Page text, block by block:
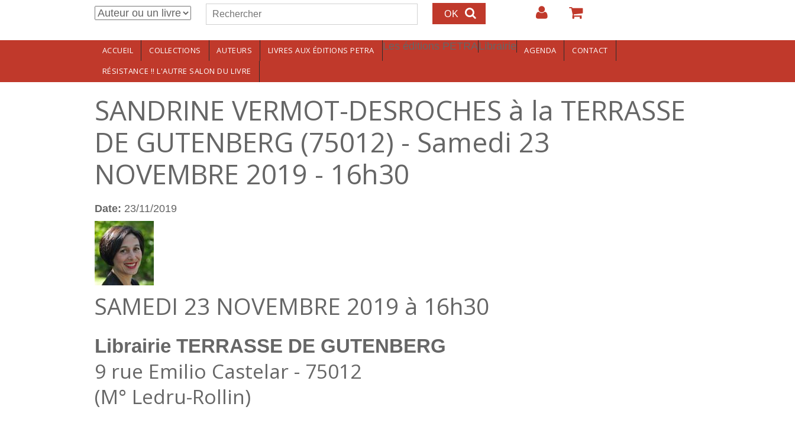
Aller au contenu principalFormulaire de recherche
Rechercher
ACCUEIL COLLECTIONS AUTEURS LIVRES AUX ÉDITIONS PETRA Les éditions PETRALibrairie AGENDA
CONTACT
RÉSISTANCE !! L'AUTRE SALON DU LIVRE
SANDRINE VERMOT-DESROCHES à la TERRASSE
DE GUTENBERG (75012) - Samedi 23
NOVEMBRE 2019 - 16h30
Date: 23/11/2019
SAMEDI 23 NOVEMBRE 2019 à 16h30
Librairie TERRASSE DE GUTENBERG
9 rue Emilio Castelar - 75012
(M° Ledru-Rollin)